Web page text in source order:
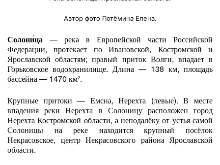
Автор фото Потёмина Елена.
Солони́ца — река в Европейской части Российской
Федерации, протекает по Ивановской, Костромской и
Ярославской областям; правый приток Волги, впадает в
Горьковское водохранилище. Длина — 138 км, площадь
бассейна — 1470 км².
Крупные притоки — Емсна, Нерехта (левые). В месте
впадения реки Нерехта в Солоницу расположен город
Нерехта Костромской области, а неподалёку от устья самой
Солоницы на реке находится крупный посёлок
Некрасовское, центр Некрасовского района Ярославской
области.